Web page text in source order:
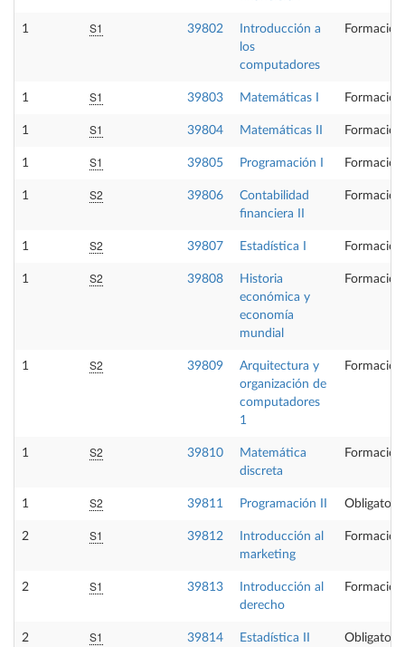
1 S1 39802
Introducción a
los
computadores
1 S1 39803 Matemáticas I
1 S1 39804 Matemáticas II
1 S1 39805 Programación I
1 S2 39806
Contabilidad
financiera II
1 S2 39807 Estadística I
1 S2 39808
Historia
económica y
economía
mundial
1 S2 39809
Arquitectura y
organización de
computadores
1
1 S2 39810
Matemática
discreta
1 S2 39811 Programación II Obligatoria
2 S1 39812
Introducción al
marketing
2 S1 39813
Introducción al
derecho
2 S1 39814 Estadística II Obligatoria